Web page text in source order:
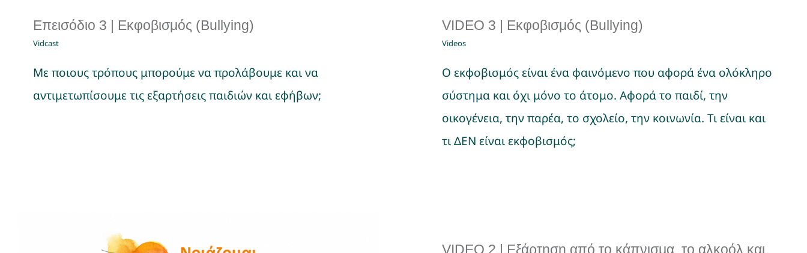
Επεισόδιο 3 | Εκφοβισμός (Bullying)
Vidcast
Με ποιους τρόπους μπορούμε να προλάβουμε και να
αντιμετωπίσουμε τις εξαρτήσεις παιδιών και εφήβων;
VIDEO 3 | Εκφοβισμός (Bullying)
Videos
Ο εκφοβισμός είναι ένα φαινόμενο που αφορά ένα ολόκληρο
σύστημα και όχι μόνο το άτομο. Αφορά το παιδί, την
οικογένεια, την παρέα, το σχολείο, την κοινωνία. Τι είναι και
τι ΔΕΝ είναι εκφοβισμός;
VIDEO 2 | Εξάρτηση από το κάπνισμα, το αλκοόλ και